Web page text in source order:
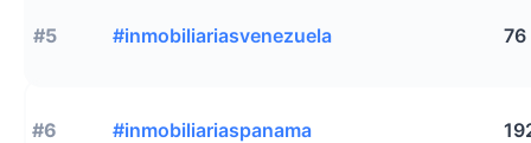
#5 #inmobiliariasvenezuela 76
#6 #inmobiliariaspanama